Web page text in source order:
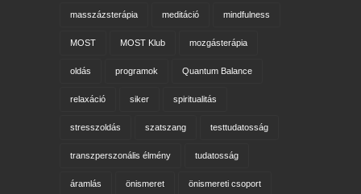
masszázsterápia meditáció mindfulness
MOST MOST Klub mozgásterápia
oldás programok Quantum Balance
relaxáció siker spiritualitás
stresszoldás szatszang testtudatosság
transzperszonális élmény tudatosság
áramlás önismeret önismereti csoport